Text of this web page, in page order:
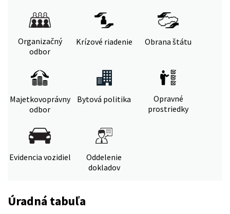
Organizačný
odbor
Krízové riadenie Obrana štátu
Majetkovoprávny
odbor
Bytová politika
Opravné
prostriedky
Evidencia vozidiel
Oddelenie
dokladov
Úradná tabuľa